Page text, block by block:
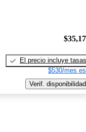
El precio incluye tasas
$530/mes
Verif. disponibilidad